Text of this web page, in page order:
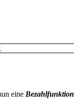
eine Bezahlfunktion